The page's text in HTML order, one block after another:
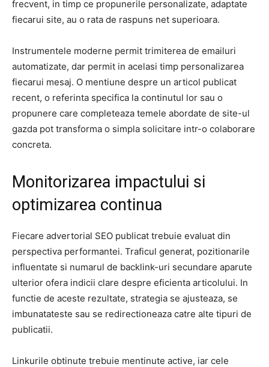
frecvent, in timp ce propunerile personalizate, adaptate
fiecarui site, au o rata de raspuns net superioara.
Instrumentele moderne permit trimiterea de emailuri
automatizate, dar permit in acelasi timp personalizarea
fiecarui mesaj. O mentiune despre un articol publicat
recent, o referinta specifica la continutul lor sau o
propunere care completeaza temele abordate de site-ul
gazda pot transforma o simpla solicitare intr-o colaborare
concreta.
Monitorizarea impactului si
optimizarea continua
Fiecare advertorial SEO publicat trebuie evaluat din
perspectiva performantei. Traficul generat, pozitionarile
influentate si numarul de backlink-uri secundare aparute
ulterior ofera indicii clare despre eficienta articolului. In
functie de aceste rezultate, strategia se ajusteaza, se
imbunatateste sau se redirectioneaza catre alte tipuri de
publicatii.
Linkurile obtinute trebuie mentinute active, iar cele